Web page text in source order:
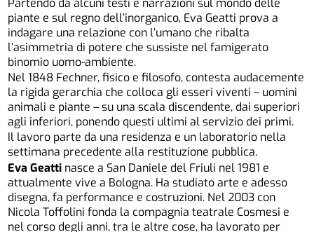
Partendo da alcuni testi e narrazioni sul mondo delle
piante e sul regno dell’inorganico, Eva Geatti prova a
indagare una relazione con l’umano che ribalta
l’asimmetria di potere che sussiste nel famigerato
binomio uomo-ambiente.
Nel 1848 Fechner, fisico e filosofo, contesta audacemente
la rigida gerarchia che colloca gli esseri viventi – uomini
animali e piante – su una scala discendente, dai superiori
agli inferiori, ponendo questi ultimi al servizio dei primi.
Il lavoro parte da una residenza e un laboratorio nella
settimana precedente alla restituzione pubblica.
Eva Geatti nasce a San Daniele del Friuli nel 1981 e
attualmente vive a Bologna. Ha studiato arte e adesso
disegna, fa performance e costruzioni. Nel 2003 con
Nicola Toffolini fonda la compagnia teatrale Cosmesi e
nel corso degli anni, tra le altre cose, ha lavorato per